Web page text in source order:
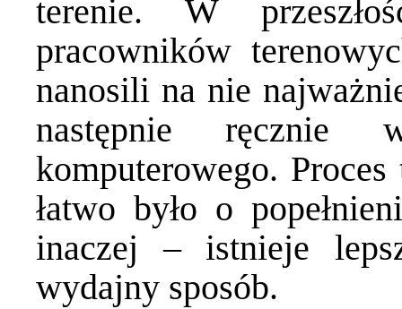
terenie. W
pracowników
nanosili na nie
następnie ręcznie
komputerowego.
łatwo było o
inaczej – istnieje
wydajny sposób.